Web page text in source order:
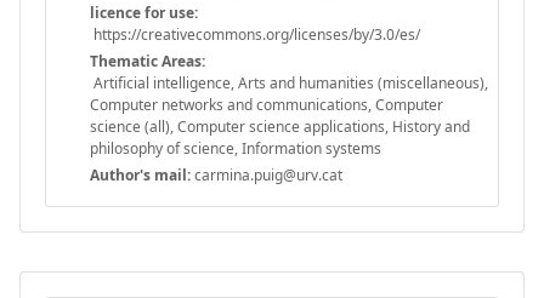
licence for use:
https://creativecommons.org/licenses/by/3.0/es/
Thematic Areas:
Artificial intelligence, Arts and humanities (miscellaneous),
Computer networks and communications, Computer
science (all), Computer science applications, History and
philosophy of science, Information systems
Author's mail:carmina.puig@urv.cat